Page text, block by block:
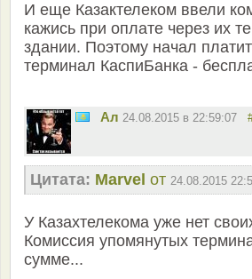
И еще Казактелеком ввели
кажись при оплате через их
здании. Поэтому начал
терминал КаспиБанка -
Ал 24.08.2015 в 22:59:07
Цитата: Marvel от 24.08.2015
У Казахтелекома уже нет
Комиссия упомянутых
сумме...